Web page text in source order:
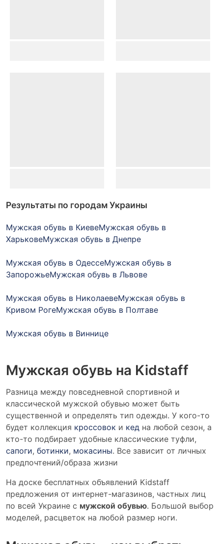
Результаты по городам Украины
Мужская обувь в КиевеМужская обувь в
ХарьковеМужская обувь в Днепре
Мужская обувь в ОдессеМужская обувь в
ЗапорожьеМужская обувь в Львове
Мужская обувь в НиколаевеМужская обувь в
Кривом РогеМужская обувь в Полтаве
Мужская обувь в Виннице
Мужская обувь на Kidstaff
Разница между повседневной спортивной и
классической мужской обувью может быть
существенной и определять тип одежды. У кого-то
будет коллекция кроссовок и кед на любой сезон, а
кто-то подбирает удобные классические туфли,
сапоги, ботинки, мокасины. Все зависит от личных
предпочтений/образа жизни
На доске бесплатных объявлений Kidstaff
предложения от интернет-магазинов, частных лиц
по всей Украине с мужской обувью. Большой выбор
моделей, расцветок на любой размер ноги.